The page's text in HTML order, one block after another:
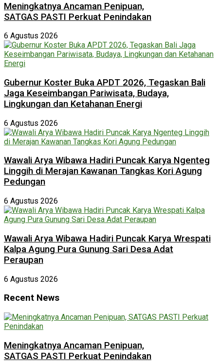
Meningkatnya Ancaman Penipuan,
SATGAS PASTI Perkuat Penindakan
6 Agustus 2026
Gubernur Koster Buka APDT 2026, Tegaskan Bali
Jaga Keseimbangan Pariwisata, Budaya,
Lingkungan dan Ketahanan Energi
6 Agustus 2026
Wawali Arya Wibawa Hadiri Puncak Karya Ngenteg
Linggih di Merajan Kawanan Tangkas Kori Agung
Pedungan
6 Agustus 2026
Wawali Arya Wibawa Hadiri Puncak Karya Wrespati
Kalpa Agung Pura Gunung Sari Desa Adat
Peraupan
6 Agustus 2026
Recent News
Meningkatnya Ancaman Penipuan,
SATGAS PASTI Perkuat Penindakan